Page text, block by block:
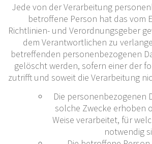
Jede von der Verarbeitung
betroffene Person hat das vom
Richtlinien- und Verordnungsgeber
dem Verantwortlichen zu
betreffenden personenbezogenen
gelöscht werden, sofern einer der
zutrifft und soweit die Verarbeitung
Die personenbezogenen
solche Zwecke erhoben
Weise verarbeitet, für
notwendig